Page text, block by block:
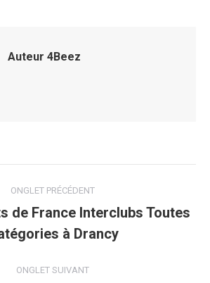
Auteur 4Beez
ONGLET PRÉCÉDENT
Onglet
précédent
de France Interclubs Toutes
à Drancy
ONGLET SUIVANT